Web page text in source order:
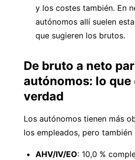
y los costes también. En
autónomos allí suelen
que sugieren los brutos.
De bruto a neto
autónomos: lo que
verdad
Los autónomos tienen más
los empleados, pero también
AHV/IV/EO: 10,0 %